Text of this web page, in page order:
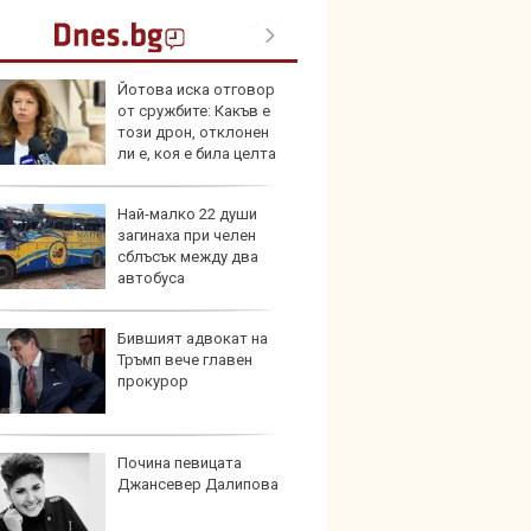
Йотова иска отговор
от сружбите: Какъв е
този дрон, отклонен
ли е, коя е била целта
Най-малко 22 души
загинаха при челен
сблъсък между два
автобуса
Бившият адвокат на
Тръмп вече главен
прокурор
Почина певицата
Джансевер Далипова